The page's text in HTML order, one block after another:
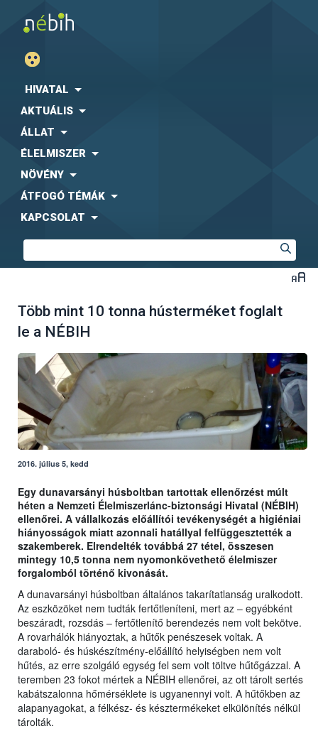
HIVATAL
AKTUÁLIS
ÁLLAT
ÉLELMISZER
NÖVÉNY
ÁTFOGÓ TÉMÁK
KAPCSOLAT
Több mint 10 tonna hústerméket foglalt
le a NÉBIH
2016. július 5, kedd
Egy dunavarsányi húsboltban tartottak ellenőrzést múlt
héten a Nemzeti Élelmiszerlánc-biztonsági Hivatal (NÉBIH)
ellenőrei. A vállalkozás előállítói tevékenységét a higiéniai
hiányosságok miatt azonnali hatállyal felfüggesztették a
szakemberek. Elrendelték továbbá 27 tétel, összesen
mintegy 10,5 tonna nem nyomonkövethető élelmiszer
forgalomból történő kivonását.
A dunavarsányi húsboltban általános takarítatlanság uralkodott.
Az eszközöket nem tudták fertőtleníteni, mert az – egyébként
beszáradt, rozsdás – fertőtlenítő berendezés nem volt bekötve.
A rovarhálók hiányoztak, a hűtők penészesek voltak. A
daraboló- és húskészítmény-előállító helyiségben nem volt
hűtés, az erre szolgáló egység fel sem volt töltve hűtőgázzal. A
teremben 23 fokot mértek a NÉBIH ellenőrei, az ott tárolt sertés
kabátszalonna hőmérséklete is ugyanennyi volt. A hűtőkben az
alapanyagokat, a félkész- és késztermékeket elkülönítés nélkül
tárolták.